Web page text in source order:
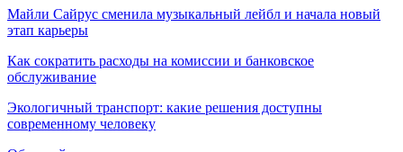
Майли Сайрус сменила музыкальный лейбл и начала новый
этап карьеры
Как сократить расходы на комиссии и банковское
обслуживание
Экологичный транспорт: какие решения доступны
современному человеку